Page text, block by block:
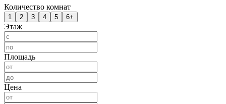
Количество комнат
1 2 3 4 5 6+
Этаж
Площадь
Цена